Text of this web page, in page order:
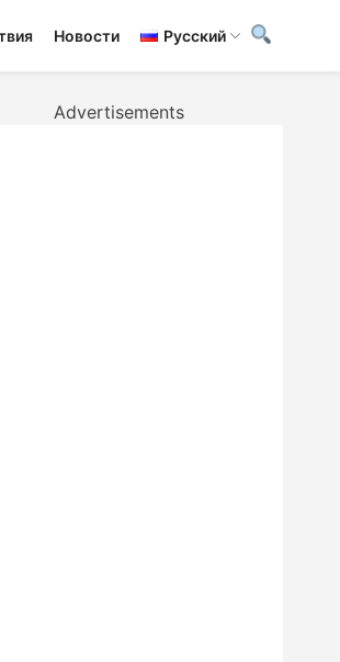
Новости Русский
Advertisements